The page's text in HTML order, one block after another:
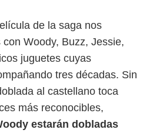
de la saga nos
Woody, Buzz, Jessie,
juguetes cuyas
tres décadas. Sin
al castellano toca
más reconocibles,
estarán dobladas